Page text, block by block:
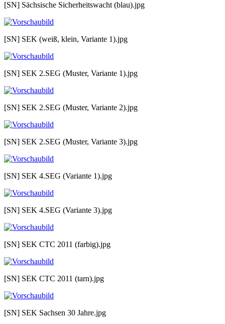
[SN] Sächsische Sicherheitswacht (blau).jpg
[SN] SEK (weiß, klein, Variante 1).jpg
[SN] SEK 2.SEG (Muster, Variante 1).jpg
[SN] SEK 2.SEG (Muster, Variante 2).jpg
[SN] SEK 2.SEG (Muster, Variante 3).jpg
[SN] SEK 4.SEG (Variante 1).jpg
[SN] SEK 4.SEG (Variante 3).jpg
[SN] SEK CTC 2011 (farbig).jpg
[SN] SEK CTC 2011 (tarn).jpg
[SN] SEK Sachsen 30 Jahre.jpg